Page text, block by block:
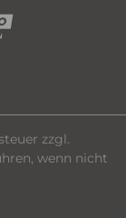
zzgl.
wenn nicht